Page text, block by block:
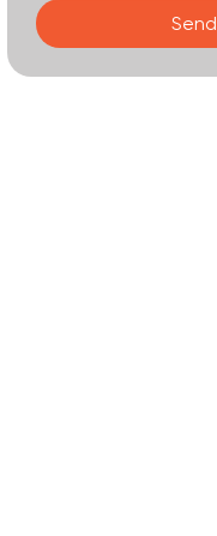
Send